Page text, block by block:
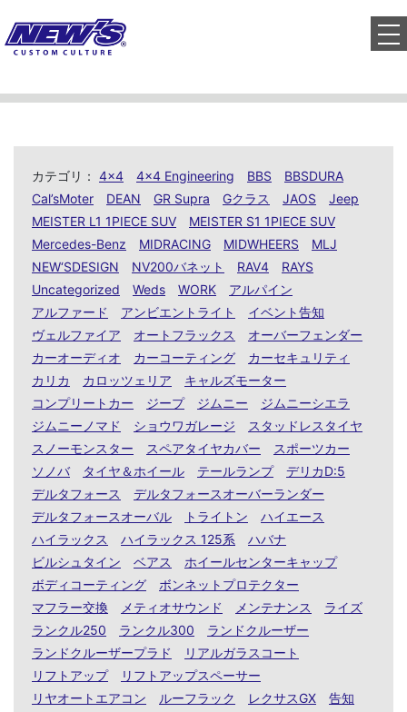
カテゴリ： 4x4 4x4 Engineering BBS
BBSDURA
Cal’sMoter
DEAN GR Supra Gクラス JAOS
Jeep
MEISTER L1 1PIECE SUV
MEISTER S1 1PIECE SUV
Mercedes-Benz
MIDRACING MIDWHEERS
MLJ
NEW‘SDESIGN
NV200バネット RAV4
RAYS
Uncategorized
Weds WORK
アルパイン
アルファード
アンビエントライト
イベント告知
ヴェルファイア
オートフラックス
オーバーフェンダー
カーオーディオ
カーコーティング
カーセキュリティ
カリカ
カロッツェリア
キャルズモーター
コンプリートカー
ジープ ジムニー
ジムニーシエラ
ジムニーノマド
ショウワガレージ
スタッドレスタイヤ
スノーモンスター
スペアタイヤカバー
スポーツカー
ソノバ
タイヤ＆ホイール テールランプ
デリカD:5
デルタフォース
デルタフォースオーバーランダー
デルタフォースオーバル
トライトン
ハイエース
ハイラックス
ハイラックス 125系
ハバナ
ビルシュタイン
ベアス
ホイールセンターキャップ
ボディコーティング
ボンネットプロテクター
マフラー交換
メティオサウンド メンテナンス
ライズ
ランクル250
ランクル300
ランドクルーザー
ランドクルーザープラド
リアルガラスコート
リフトアップ
リフトアップスペーサー
リヤオートエアコン
ルーフラック レクサスGX
告知